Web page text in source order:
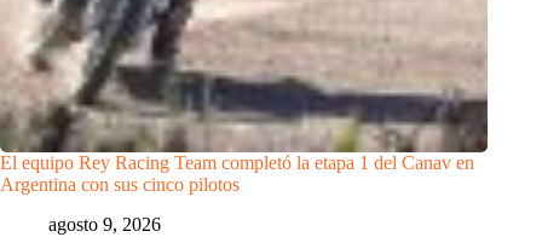
El equipo Rey Racing Team completó la etapa 1 del Canav en
Argentina con sus cinco pilotos
agosto 9, 2026